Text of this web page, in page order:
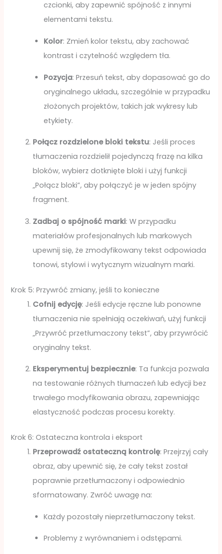
czcionki, aby zapewnić spójność z innymi
elementami tekstu.
Kolor: Zmień kolor tekstu, aby zachować
kontrast i czytelność względem tła.
Pozycja: Przesuń tekst, aby dopasować go do
oryginalnego układu, szczególnie w przypadku
złożonych projektów, takich jak wykresy lub
etykiety.
Połącz rozdzielone bloki tekstu: Jeśli proces
tłumaczenia rozdzielił pojedynczą frazę na kilka
bloków, wybierz dotknięte bloki i użyj funkcji
„Połącz bloki”, aby połączyć je w jeden spójny
fragment.
Zadbaj o spójność marki: W przypadku
materiałów profesjonalnych lub markowych
upewnij się, że zmodyfikowany tekst odpowiada
tonowi, stylowi i wytycznym wizualnym marki.
Krok 5: Przywróć zmiany, jeśli to konieczne
Cofnij edycję: Jeśli edycje ręczne lub ponowne
tłumaczenia nie spełniają oczekiwań, użyj funkcji
„Przywróć przetłumaczony tekst”, aby przywrócić
oryginalny tekst.
Eksperymentuj bezpiecznie: Ta funkcja pozwala
na testowanie różnych tłumaczeń lub edycji bez
trwałego modyfikowania obrazu, zapewniając
elastyczność podczas procesu korekty.
Krok 6: Ostateczna kontrola i eksport
Przeprowadź ostateczną kontrolę: Przejrzyj cały
obraz, aby upewnić się, że cały tekst został
poprawnie przetłumaczony i odpowiednio
sformatowany. Zwróć uwagę na:
Każdy pozostały nieprzetłumaczony tekst.
Problemy z wyrównaniem i odstępami.